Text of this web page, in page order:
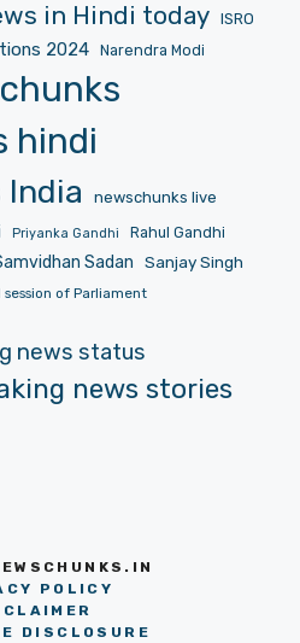
in Hindi today
ISRO
2024 Narendra Modi
hindi
India
newschunks live
Priyanka Gandhi
Rahul Gandhi
Sadan Sanjay Singh
session of Parliament
news status
news stories
POLICY
DISCLOSURE